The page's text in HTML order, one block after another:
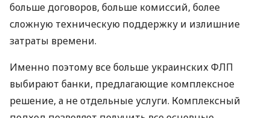
больше договоров, больше комиссий, более
сложную техническую поддержку и излишние
затраты времени.
Именно поэтому все больше украинских ФЛП
выбирают банки, предлагающие комплексное
решение, а не отдельные услуги. Комплексный